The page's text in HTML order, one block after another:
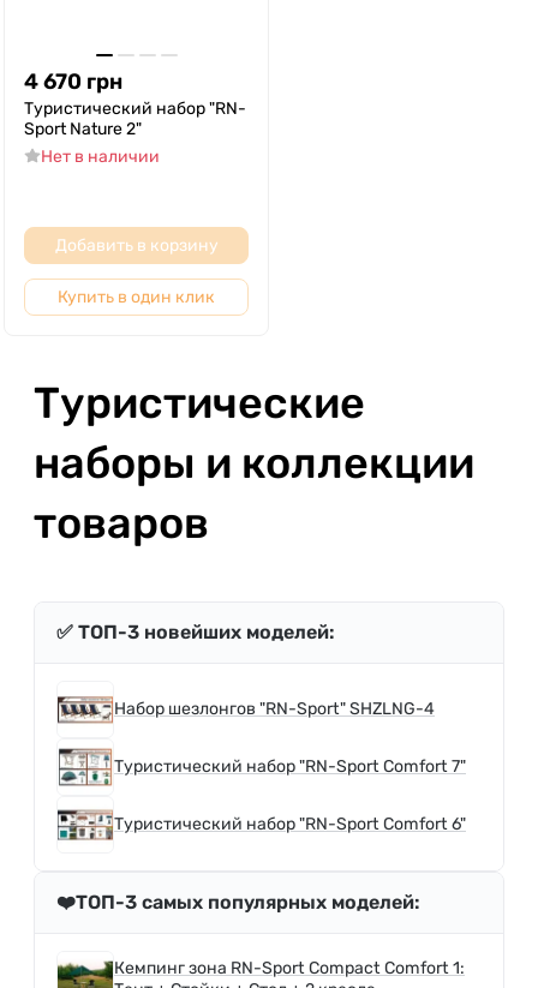
4 670 грн
Туристический набор "RN-
Sport Nature 2"
Нет в наличии
Добавить в корзину
Купить в один клик
Туристические
наборы и коллекции
товаров
✅ ТОП-3 новейших моделей:
Набор шезлонгов "RN-Sport" SHZLNG-4
Туристический набор "RN-Sport Comfort 7"
Туристический набор "RN-Sport Comfort 6"
❤️ТОП-3 самых популярных моделей:
Кемпинг зона RN-Sport Compact Comfort 1: